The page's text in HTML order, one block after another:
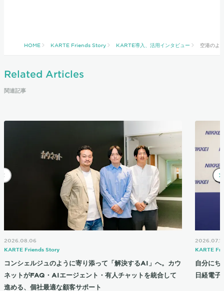
HOME KARTE Friends Story KARTE導入、活用インタビュー 空港のよ
Related Articles
関連記事
2026.08.06
KARTE Friends Story
コンシェルジュのように寄り添って「解決するAI」へ。カウ
ネットがFAQ・AIエージェント・有人チャットを統合して
進める、個社最適な顧客サポート
2026.07.17
KARTE
自分にち
日経電